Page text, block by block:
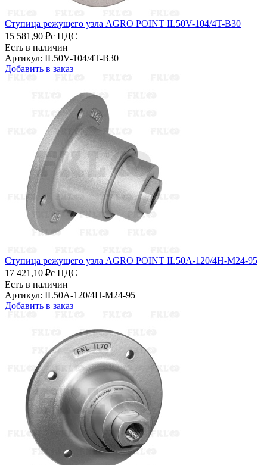
Ступица режущего узла AGRO POINT IL50V-104/4T-B30
15 581,90 ₽с НДС
Есть в наличии
Артикул: IL50V-104/4T-B30
Добавить в заказ
Ступица режущего узла AGRO POINT IL50A-120/4H-M24-95
17 421,10 ₽с НДС
Есть в наличии
Артикул: IL50A-120/4H-M24-95
Добавить в заказ